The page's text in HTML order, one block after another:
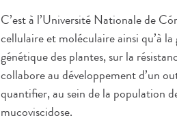
C’est à l’Université Nationale de
cellulaire et moléculaire ainsi qu’à
génétique des plantes, sur la
collabore au développement d’un
quantifier, au sein de la population
mucoviscidose.